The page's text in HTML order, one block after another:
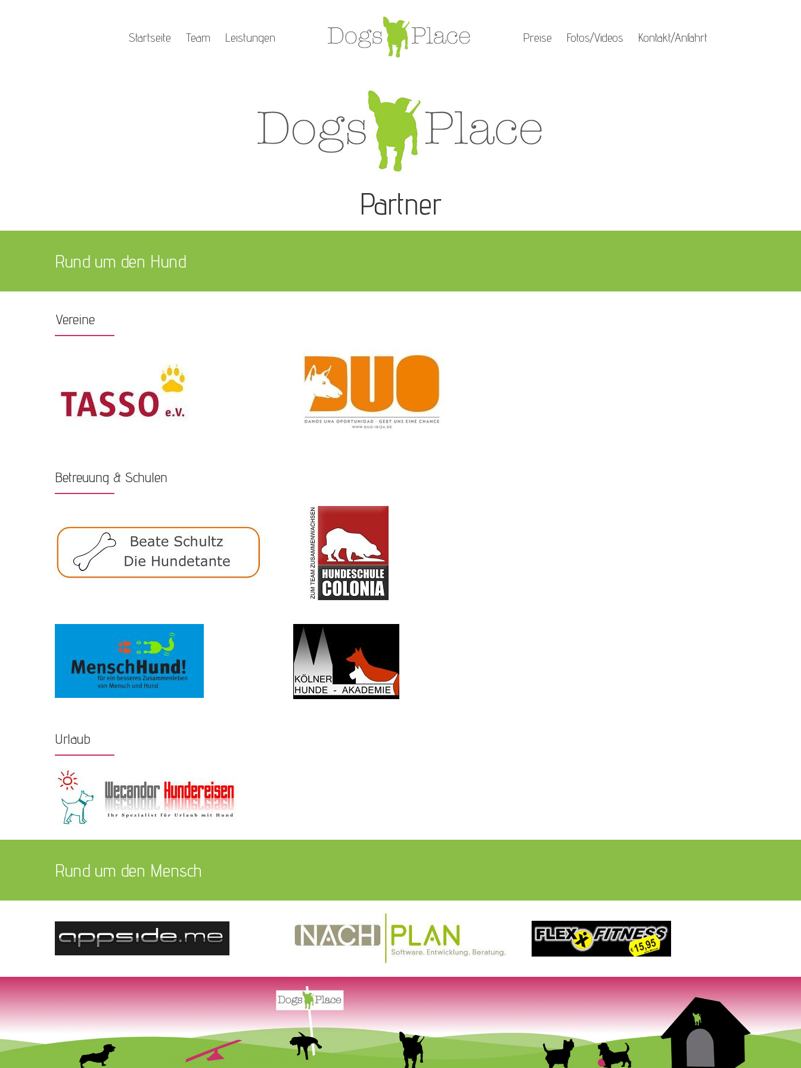
Startseite Team Leistungen Preise Fotos/Videos Kontakt/Anfahrt
Partner
Rund um den Hund
Vereine
Betreuung & Schulen
Urlaub
Rund um den Mensch